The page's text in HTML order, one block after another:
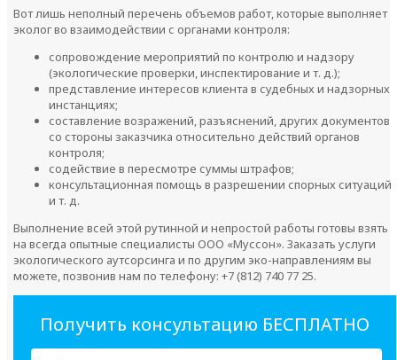
Вот лишь неполный перечень объемов работ, которые выполняет
эколог во взаимодействии с органами контроля:
сопровождение мероприятий по контролю и надзору
(экологические проверки, инспектирование и т. д.);
представление интересов клиента в судебных и надзорных
инстанциях;
составление возражений, разъяснений, других документов
со стороны заказчика относительно действий органов
контроля;
содействие в пересмотре суммы штрафов;
консультационная помощь в разрешении спорных ситуаций
и т. д.
Выполнение всей этой рутинной и непростой работы готовы взять
на всегда опытные специалисты ООО «Муссон». Заказать услуги
экологического аутсорсинга и по другим эко-направлениям вы
можете, позвонив нам по телефону: +7 (812) 740 77 25.
Получить консультацию БЕСПЛАТНО